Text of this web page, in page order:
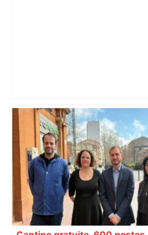
Bilan du marché du
une lueur d'espoir pour
Toulouse ? – Actu.fr